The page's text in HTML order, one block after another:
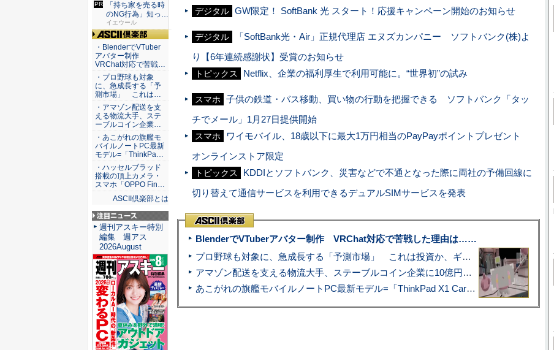
デジタル GW限定！ SoftBank 光 スタート！応援キャンペーン開始のお知らせ
デジタル
「SoftBank光・Air」正規代理店 エヌズカンパニー ソフトバンク(株)よ
り【6年連続感謝状】受賞のお知らせ
トピックス Netflix、企業の福利厚生で利用可能に。“世界初”の試み
スマホ
子供の鉄道・バス移動、買い物の行動を把握できる ソフトバンク「タッ
チでメール」1月27日提供開始
スマホ
ワイモバイル、18歳以下に最大1万円相当のPayPayポイントプレゼント
オンラインストア限定
トピックス
KDDIとソフトバンク、災害などで不通となった際に両社の予備回線に
切り替えて通信サービスを利用できるデュアルSIMサービスを発表
BlenderでVTuberアバター制作 VRChat対応で苦戦した理由は……
プロ野球も対象に、急成長する「予測市場」 これは投資か、ギャンブルか
アマゾン配送を支える物流大手、ステーブルコイン企業に10億円投資のワケ
あこがれの旗艦モバイルノートPC最新モデル=「ThinkPad X1 Carbon Gen 14 Aura Edition」実機レビュー
「持ち家を売る時
のNG行為」知って
るだけ...
イエウール
ASCII倶楽部
・BlenderでVTuber
アバター制作
VRChat対応で苦戦…
・プロ野球も対象
に、急成長する「予
測市場」 これは…
・アマゾン配送を支
える物流大手、ステ
ーブルコイン企業…
・あこがれの旗艦モ
バイルノートPC最新
モデル=「ThinkPa…
・ハッセルブラッド
搭載の頂上カメラ・
スマホ「OPPO Fin…
ASCII倶楽部とは
注目ニュース
週刊アスキー特別
編集 週アス
2026August